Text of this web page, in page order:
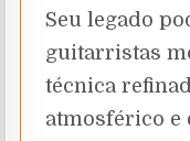
Seu legado
guitarristas
técnica
atmosférico e